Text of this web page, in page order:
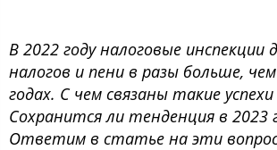
В 2022 году налоговые инспекции
налогов и пени в разы больше,
годах. С чем связаны такие
Сохранится ли тенденция в 2023
Ответим в статье на эти